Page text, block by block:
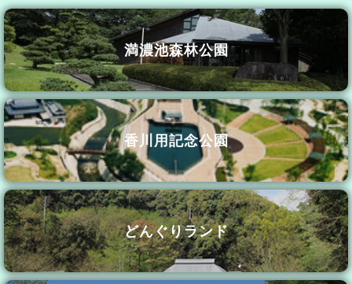
満濃池森林公園
香川用記念公園
どんぐりランド